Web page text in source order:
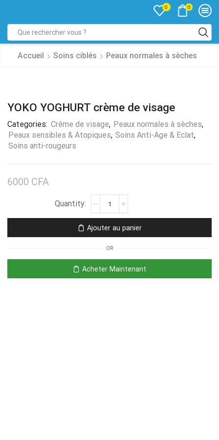
0 0
Accueil Soins ciblés Peaux normales à sèches
YOKO YOGHURT crème de visage
Categories: Crème de visage, Peaux normales à sèches,
Peaux sensibles & Atopiques, Soins Anti-Age & Eclat,
Soins anti-rougeurs
6000 CFA
Ajouter au panier
OR
Acheter Maintenant